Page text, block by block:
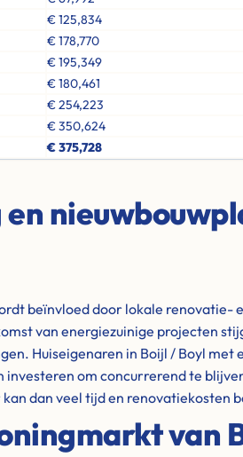
€ 125,834
€ 178,770
€ 195,349
€ 180,461
€ 254,223
€ 350,624
€ 375,728
beïnvloed door lokale renovatie-
van energiezuinige projecten
Huiseigenaren in Boijl / Boyl met
om concurrerend te
dan veel tijd en renovatiekosten
van